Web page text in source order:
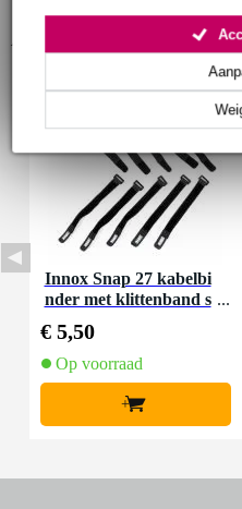
Innox Snap 27 kabelbi
nder met klittenband s
€ 5,50
Op voorraad
+